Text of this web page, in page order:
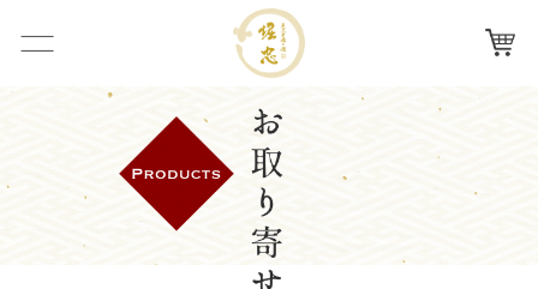
焼き鰻
堀忠
手焼き鰻へのこだわり
店舗紹介